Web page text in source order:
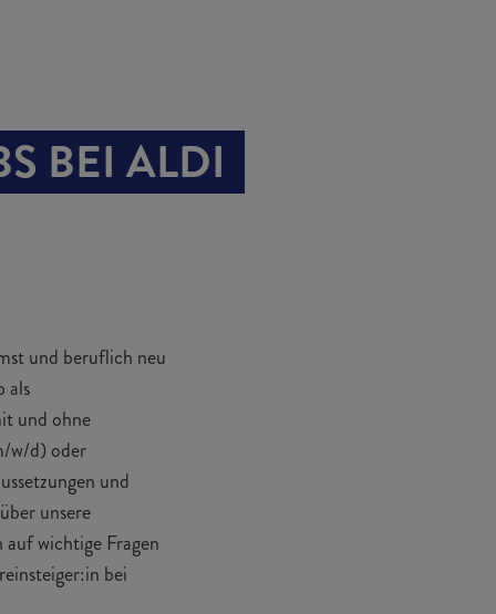
BEI ALDI
und beruflich neu
als
und ohne
w/d) oder
und
unsere
wichtige Fragen
bei